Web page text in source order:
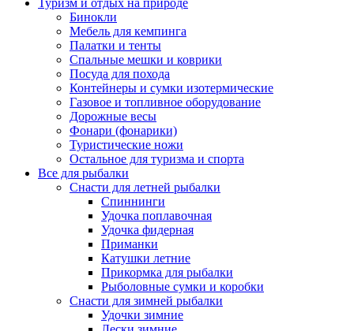
Туризм и отдых на природе
Бинокли
Мебель для кемпинга
Палатки и тенты
Спальные мешки и коврики
Посуда для похода
Контейнеры и сумки изотермические
Газовое и топливное оборудование
Дорожные весы
Фонари (фонарики)
Туристические ножи
Остальное для туризма и спорта
Все для рыбалки
Снасти для летней рыбалки
Спиннинги
Удочка поплавочная
Удочка фидерная
Приманки
Катушки летние
Прикормка для рыбалки
Рыболовные сумки и коробки
Снасти для зимней рыбалки
Удочки зимние